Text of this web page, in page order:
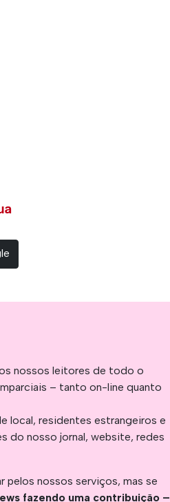
nossos leitores de todo o
– tanto on-line quanto
local, residentes estrangeiros e
do nosso jornal, website, redes
pelos nossos serviços, mas se
fazendo uma contribuição –